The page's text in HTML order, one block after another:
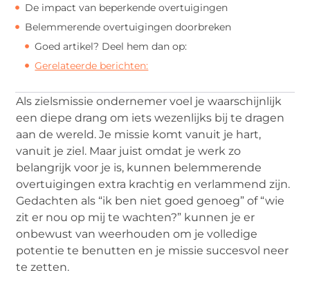
De impact van beperkende overtuigingen
Belemmerende overtuigingen doorbreken
Goed artikel? Deel hem dan op:
Gerelateerde berichten:
Als zielsmissie ondernemer voel je waarschijnlijk
een diepe drang om iets wezenlijks bij te dragen
aan de wereld. Je missie komt vanuit je hart,
vanuit je ziel. Maar juist omdat je werk zo
belangrijk voor je is, kunnen belemmerende
overtuigingen extra krachtig en verlammend zijn.
Gedachten als “ik ben niet goed genoeg” of “wie
zit er nou op mij te wachten?” kunnen je er
onbewust van weerhouden om je volledige
potentie te benutten en je missie succesvol neer
te zetten.